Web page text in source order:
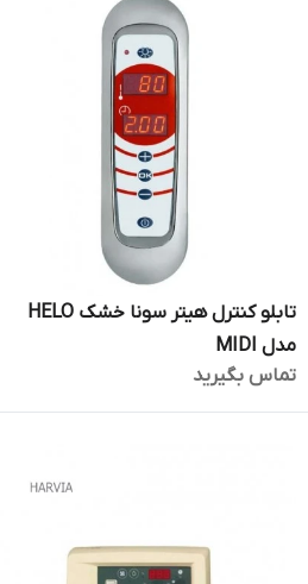
تابلو کنترل هیتر سونا خشک HELO
مدل MIDI
تماس بگیرید